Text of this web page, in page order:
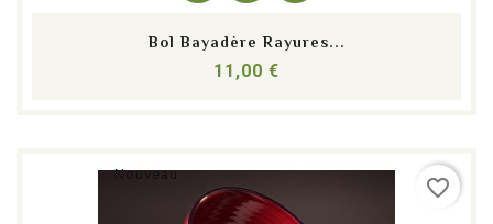
Bol Bayadère Rayures...
11,00 €
Nouveau
favorite_border